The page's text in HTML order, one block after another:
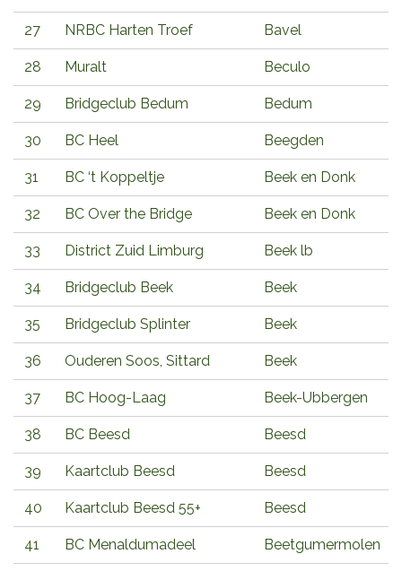
27 NRBC Harten Troef Bavel
28 Muralt Beculo
29 Bridgeclub Bedum Bedum
30 BC Heel Beegden
31 BC ‘t Koppeltje Beek en Donk
32 BC Over the Bridge Beek en Donk
33 District Zuid Limburg Beek lb
34 Bridgeclub Beek Beek
35 Bridgeclub Splinter Beek
36 Ouderen Soos, Sittard Beek
37 BC Hoog-Laag Beek-Ubbergen
38 BC Beesd Beesd
39 Kaartclub Beesd Beesd
40 Kaartclub Beesd 55+ Beesd
41 BC Menaldumadeel Beetgumermolen